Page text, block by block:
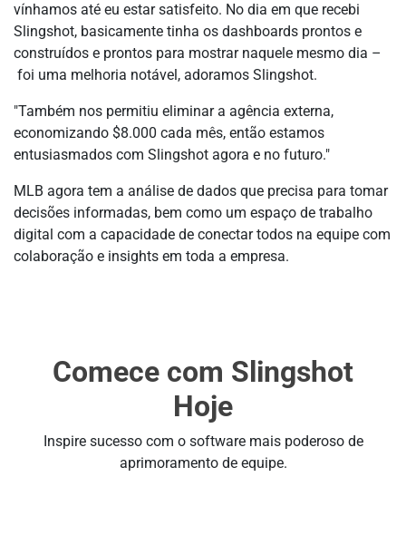
vínhamos até eu estar satisfeito. No dia em que recebi
Slingshot, basicamente tinha os dashboards prontos e
construídos e prontos para mostrar naquele mesmo dia –
foi uma melhoria notável, adoramos Slingshot.
"Também nos permitiu eliminar a agência externa,
economizando $8.000 cada mês, então estamos
entusiasmados com Slingshot agora e no futuro."
MLB agora tem a análise de dados que precisa para tomar
decisões informadas, bem como um espaço de trabalho
digital com a capacidade de conectar todos na equipe com
colaboração e insights em toda a empresa.
Comece com Slingshot
Hoje
Inspire sucesso com o software mais poderoso de
aprimoramento de equipe.